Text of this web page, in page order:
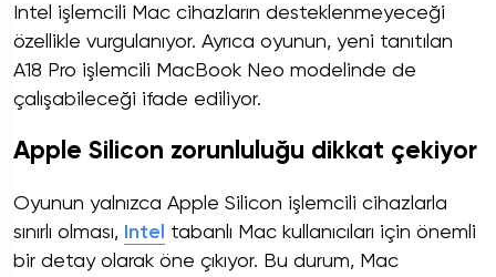
Intel işlemcili Mac cihazların desteklenmeyeceği
özellikle vurgulanıyor. Ayrıca oyunun, yeni tanıtılan
A18 Pro işlemcili MacBook Neo modelinde de
çalışabileceği ifade ediliyor.
Apple Silicon zorunluluğu dikkat çekiyor
Oyunun yalnızca Apple Silicon işlemcili cihazlarla
sınırlı olması, Intel
tabanlı Mac kullanıcıları için önemli
bir detay olarak öne çıkıyor. Bu durum, Mac